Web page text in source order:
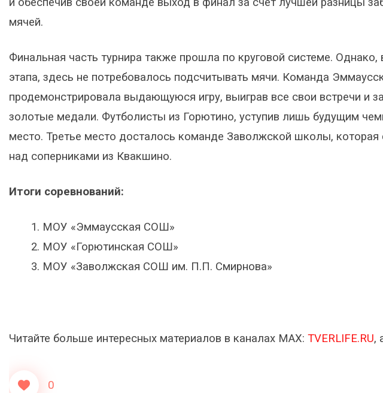
мячей.
Финальная часть турнира также прошла по круговой системе. Однако,
этапа, здесь не потребовалось подсчитывать мячи. Команда
продемонстрировала выдающуюся игру, выиграв все свои встречи и
золотые медали. Футболисты из Горютино, уступив лишь будущим
место. Третье место досталось команде Заволжской школы,
над соперниками из Квакшино.
Итоги соревнований:
МОУ «Эммаусская СОШ»
МОУ «Горютинская СОШ»
МОУ «Заволжская СОШ им. П.П. Смирнова»
Читайте больше интересных материалов в каналах МАХ: TVERLIFE.RU,
0